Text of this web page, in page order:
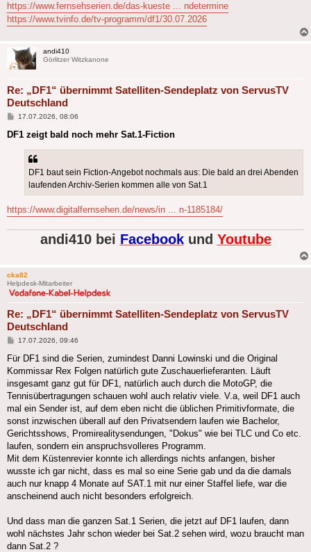
https://www.fernsehserien.de/das-kueste ... ndetermine
https://www.tvinfo.de/tv-programm/df1/30.07.2026
andi410
Görlitzer Witzkanone
Re: „DF1“ übernimmt Satelliten-Sendeplatz von ServusTV
Deutschland
Beitrag
17.07.2026, 08:06
DF1 zeigt bald noch mehr Sat.1-Fiction
DF1 baut sein Fiction-Angebot nochmals aus: Die bald an drei Abenden
laufenden Archiv-Serien kommen alle von Sat.1
https://www.digitalfernsehen.de/news/in ... n-1185184/
andi410 bei Facebookund Youtube
cka82
Helpdesk-Mitarbeiter
Re: „DF1“ übernimmt Satelliten-Sendeplatz von ServusTV
Deutschland
Beitrag
17.07.2026, 09:46
Für DF1 sind die Serien, zumindest Danni Lowinski und die Original
Kommissar Rex Folgen natürlich gute Zuschauerlieferanten. Läuft
insgesamt ganz gut für DF1, natürlich auch durch die MotoGP, die
Tennisübertragungen schauen wohl auch relativ viele. V.a, weil DF1 auch
mal ein Sender ist, auf dem eben nicht die üblichen Primitivformate, die
sonst inzwischen überall auf den Privatsendern laufen wie Bachelor,
Gerichtsshows, Promirealitysendungen, "Dokus" wie bei TLC und Co etc.
laufen, sondern ein anspruchsvolleres Programm.
Mit dem Küstenrevier konnte ich allerdings nichts anfangen, bisher
wusste ich gar nicht, dass es mal so eine Serie gab und da die damals
auch nur knapp 4 Monate auf SAT.1 mit nur einer Staffel liefe, war die
anscheinend auch nicht besonders erfolgreich.
Und dass man die ganzen Sat.1 Serien, die jetzt auf DF1 laufen, dann
wohl nächstes Jahr schon wieder bei Sat.2 sehen wird, wozu braucht man
dann Sat.2 ?